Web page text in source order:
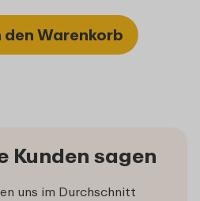
den Warenkorb
Kunden sagen
uns im Durchschnitt